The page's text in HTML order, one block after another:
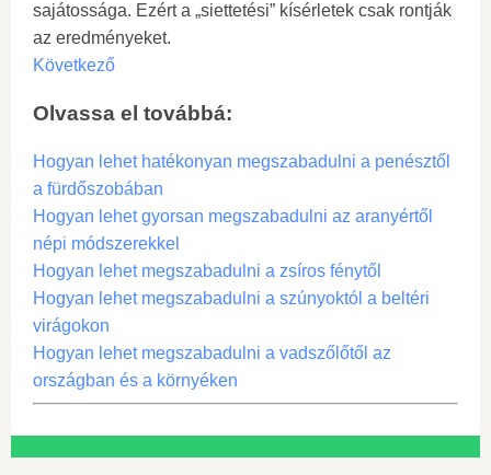
sajátossága. Ezért a „siettetési” kísérletek csak rontják
az eredményeket.
Következő
Olvassa el továbbá:
Hogyan lehet hatékonyan megszabadulni a penésztől
a fürdőszobában
Hogyan lehet gyorsan megszabadulni az aranyértől
népi módszerekkel
Hogyan lehet megszabadulni a zsíros fénytől
Hogyan lehet megszabadulni a szúnyoktól a beltéri
virágokon
Hogyan lehet megszabadulni a vadszőlőtől az
országban és a környéken